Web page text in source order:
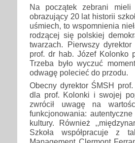
Na początek zebrani
obrazujący 20 lat historii
uśmiech, to wspomnienia
rodzącej się polskiej
twarzach. Pierwszy
prof. dr hab. Józef Kolonko
Trzeba było wyczuć
odwagę polecieć do przodu.
Obecny dyrektor ŚMSH
dla prof. Kolonki i swojej
zwrócił uwagę na
funkcjonowania:
kultury. Również
Szkoła współpracuje z